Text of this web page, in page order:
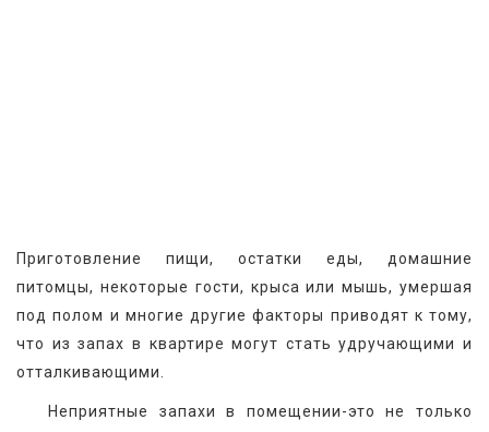
Приготовление пищи, остатки еды, домашние
питомцы, некоторые гости, крыса или мышь, умершая
под полом и многие другие факторы приводят к тому,
что из запах в квартире могут стать удручающими и
отталкивающими.
Неприятные запахи в помещении-это не только